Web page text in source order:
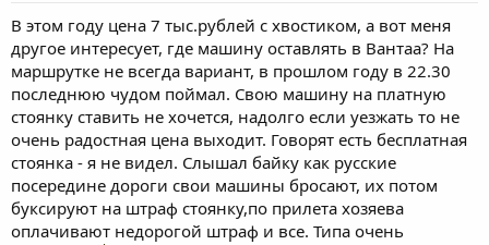
В этом году цена 7 тыс.рублей с хвостиком, а вот меня
другое интересует, где машину оставлять в Вантаа? На
маршрутке не всегда вариант, в прошлом году в 22.30
последнюю чудом поймал. Свою машину на платную
стоянку ставить не хочется, надолго если уезжать то не
очень радостная цена выходит. Говорят есть бесплатная
стоянка - я не видел. Слышал байку как русские
посередине дороги свои машины бросают, их потом
буксируют на штраф стоянку,по прилета хозяева
оплачивают недорогой штраф и все. Типа очень